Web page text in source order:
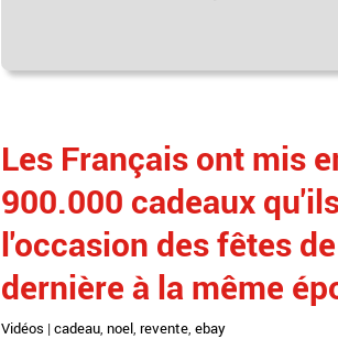
Les Français ont mis
900.000 cadeaux
l'occasion des fêtes
dernière à la même
Vidéos | cadeau noel revente ebay